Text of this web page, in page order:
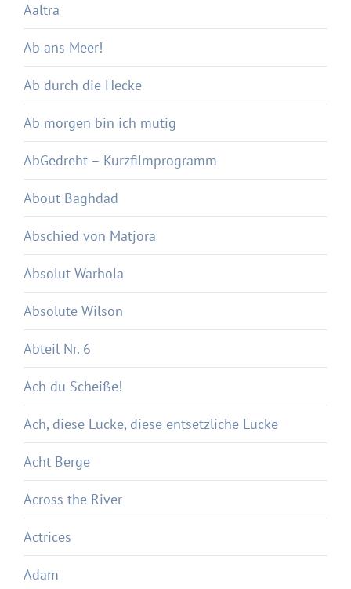
Aaltra
Ab ans Meer!
Ab durch die Hecke
Ab morgen bin ich mutig
AbGedreht – Kurzfilmprogramm
About Baghdad
Abschied von Matjora
Absolut Warhola
Absolute Wilson
Abteil Nr. 6
Ach du Scheiße!
Ach, diese Lücke, diese entsetzliche Lücke
Acht Berge
Across the River
Actrices
Adam